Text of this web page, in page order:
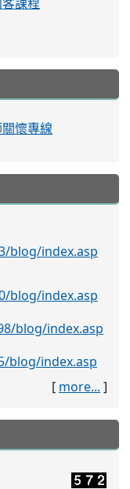
[ more... ]